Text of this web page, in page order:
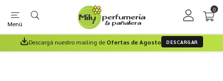
Menú
0
Descargá nuestro mailing de Ofertas de Agosto DESCARGAR